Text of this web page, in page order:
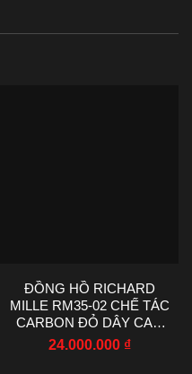
ĐỒNG HỒ RICHARD
MILLE RM35-02 CHẾ TÁC
CARBON ĐỎ DÂY CAO
SU NHÀ MÁY RM
24.000.000 ₫